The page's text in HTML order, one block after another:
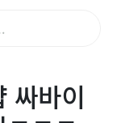
싸바이